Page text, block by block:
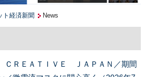
ト経済新聞 News
ＣＲＥＡＴＩＶＥ ＪＡＰＡＮ／期間